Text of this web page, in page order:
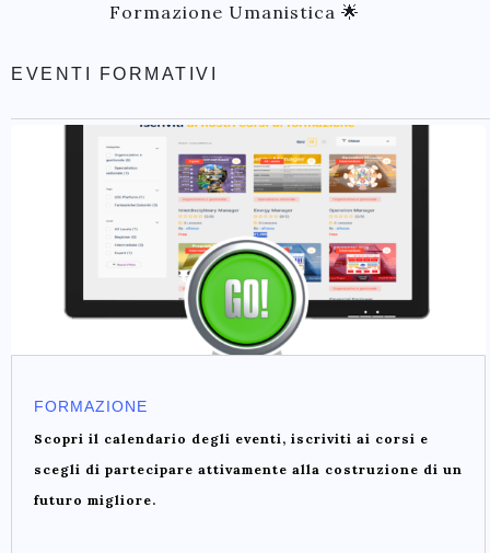
Formazione Umanistica 🌟
EVENTI FORMATIVI
FORMAZIONE
Scopri il calendario degli eventi, iscriviti ai corsi e
scegli di partecipare attivamente alla costruzione di un
futuro migliore.